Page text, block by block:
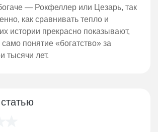
— Рокфеллер или Цезарь, так
как сравнивать тепло и
истории прекрасно показывают,
понятие «богатство» за
тысячи лет.